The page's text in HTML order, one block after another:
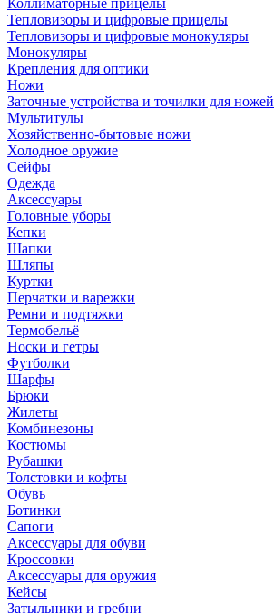
Коллиматорные прицелы
Тепловизоры и цифровые прицелы
Тепловизоры и цифровые монокуляры
Монокуляры
Крепления для оптики
Ножи
Заточные устройства и точилки для ножей
Мультитулы
Хозяйственно-бытовые ножи
Холодное оружие
Сейфы
Одежда
Аксессуары
Головные уборы
Кепки
Шапки
Шляпы
Куртки
Перчатки и варежки
Ремни и подтяжки
Термобельё
Носки и гетры
Футболки
Шарфы
Брюки
Жилеты
Комбинезоны
Костюмы
Рубашки
Толстовки и кофты
Обувь
Ботинки
Сапоги
Аксессуары для обуви
Кроссовки
Аксессуары для оружия
Кейсы
Затыльники и гребни